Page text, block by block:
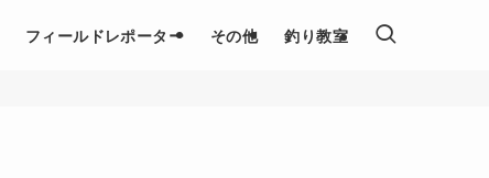
フィールドレポーター その他 釣り教室